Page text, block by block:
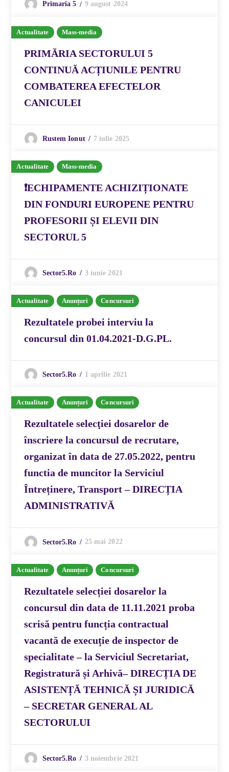
Primaria 5 9 august 2024
Actualitate Mass-media
PRIMĂRIA SECTORULUI 5
CONTINUĂ ACȚIUNILE PENTRU
COMBATEREA EFECTELOR
CANICULEI
Rustem Ionut 7 iulie 2025
Actualitate Mass-media
❗️ECHIPAMENTE ACHIZIȚIONATE
DIN FONDURI EUROPENE PENTRU
PROFESORII ȘI ELEVII DIN
SECTORUL 5
Sector5.ro 3 iunie 2021
Actualitate Anunțuri Concursuri
Rezultatele probei interviu la
concursul din 01.04.2021-D.G.PL.
Sector5.ro 1 aprilie 2021
Actualitate Anunțuri Concursuri
Rezultatele selecţiei dosarelor de
înscriere la concursul de recrutare,
organizat în data de 27.05.2022, pentru
functia de muncitor la Serviciul
Întreținere, Transport – DIRECȚIA
ADMINISTRATIVĂ
Sector5.ro 25 mai 2022
Actualitate Anunțuri Concursuri
Rezultatele selecției dosarelor la
concursul din data de 11.11.2021 proba
scrisă pentru funcția contractual
vacantă de execuție de inspector de
specialitate – la Serviciul Secretariat,
Registratură și Arhivă– DIRECȚIA DE
ASISTENȚĂ TEHNICĂ ȘI JURIDICĂ
– SECRETAR GENERAL AL
SECTORULUI
Sector5.ro 3 noiembrie 2021